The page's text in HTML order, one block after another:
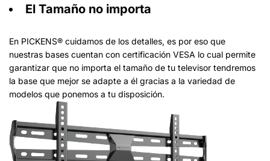
El Tamaño no importa
En PICKENS® cuidamos de los detalles, es por eso que
nuestras bases cuentan con certificación VESA lo cual permite
garantizar que no importa el tamaño de tu televisor tendremos
la base que mejor se adapte a él gracias a la variedad de
modelos que ponemos a tu disposición.